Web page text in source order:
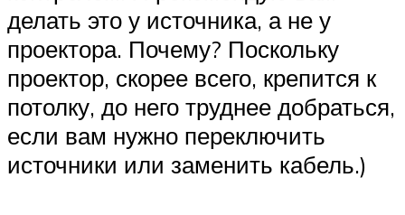
делать это у источника, а не у
проектора. Почему? Поскольку
проектор, скорее всего, крепится к
потолку, до него труднее добраться,
если вам нужно переключить
источники или заменить кабель.)